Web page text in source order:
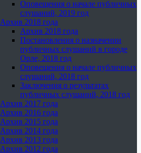
Оповещения о начале публичных
слушаний, 2019 год
Архив 2018 года
Архив 2018 года
Постановления о назначении
публичных слушаний в городе
Орле, 2018 год
Оповещения о начале публичных
слушаний, 2018 год
Заключения о результатах
публичных слушаний, 2018 год
Архив 2017 года
Архив 2016 года
Архив 2015 года
Архив 2014 года
Архив 2013 года
Архив 2012 года